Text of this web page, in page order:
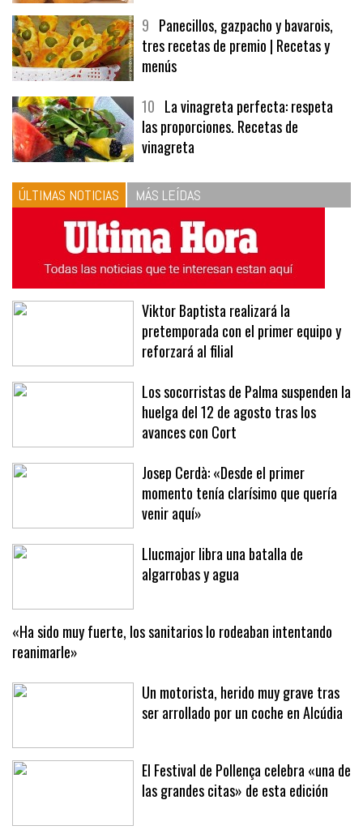
9 Panecillos, gazpacho y bavarois,
tres recetas de premio | Recetas y
menús
10 La vinagreta perfecta: respeta
las proporciones. Recetas de
vinagreta
ÚLTIMAS NOTICIAS MÁS LEÍDAS
Viktor Baptista realizará la
pretemporada con el primer equipo y
reforzará al filial
Los socorristas de Palma suspenden la
huelga del 12 de agosto tras los
avances con Cort
Josep Cerdà: «Desde el primer
momento tenía clarísimo que quería
venir aquí»
Llucmajor libra una batalla de
algarrobas y agua
«Ha sido muy fuerte, los sanitarios lo rodeaban intentando
reanimarle»
Un motorista, herido muy grave tras
ser arrollado por un coche en Alcúdia
El Festival de Pollença celebra «una de
las grandes citas» de esta edición